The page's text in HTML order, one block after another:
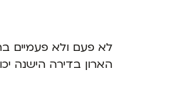
לא פעם ולא פעמיים
הארון בדירה הישנה